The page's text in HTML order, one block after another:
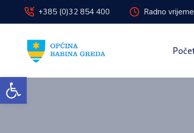
Open toolbar
+385 (0)32 854 400 Radno